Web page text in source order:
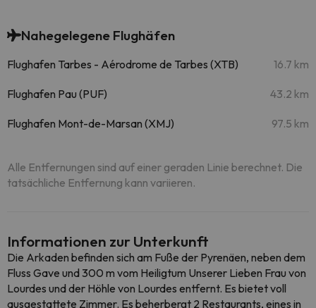
Nahegelegene Flughäfen
Flughafen Tarbes - Aérodrome de Tarbes (XTB) 16.7 km
Flughafen Pau (PUF) 43.2 km
Flughafen Mont-de-Marsan (XMJ) 97.5 km
Alle Entfernungen sind auf einer geraden Linie berechnet. Die
tatsächliche Entfernung kann variieren.
Informationen zur Unterkunft
Die Arkaden befinden sich am Fuße der Pyrenäen, neben dem
Fluss Gave und 300 m vom Heiligtum Unserer Lieben Frau von
Lourdes und der Höhle von Lourdes entfernt. Es bietet voll
ausgestattete Zimmer. Es beherbergt 2 Restaurants, eines in